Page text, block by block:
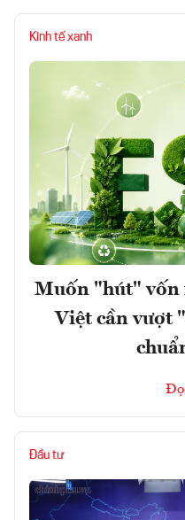
Kinh tế xanh
Muốn "hút" vốn
Việt cần vượt
Đầu tư